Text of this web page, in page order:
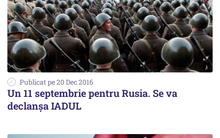
Publicat pe 20 Dec 2016
Un 11 septembrie pentru Rusia. Se va
declanșa IADUL